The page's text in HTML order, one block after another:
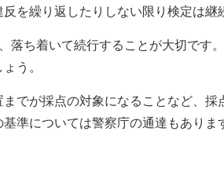
を繰り返したりしない限り検定は継
落ち着いて続行することが大切です
う。
でが採点の対象になることなど、採
準については警察庁の通達もありま